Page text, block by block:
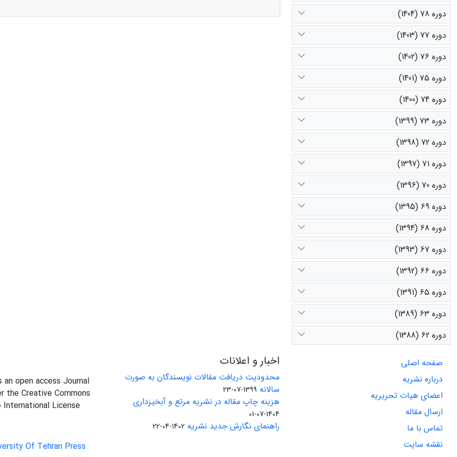
هکتار، و در منطقة پُرتراکم برابر 66
/
30 تن در هکتار است. این نتیجه بیانگر آن
دوره 78 (1404)
دوره 77 (1403)
دوره 76 (1402)
دوره 75 (1401)
دوره 74 (1400)
دوره 73 (1399)
دوره 72 (1398)
دوره 71 (1397)
دوره 70 (1396)
دوره 69 (1395)
دوره 68 (1394)
دوره 67 (1393)
دوره 66 (1392)
دوره 65 (1391)
دوره 63 (1389)
دوره 62 (1388)
صفحه اصلی
درباره نشریه
اعضای هیات تحریریه
ارسال مقاله
تماس با ما
نقشه سایت
اخبار و اعلانات
محدودیت دریافت مقالات نویسندگان به صورت
سالانه 1399-07-23
هزینه چاپ مقاله در نشریه مرتع و آبخیزداری
1404-07-01
راهنمای نگارش جدید نشریه 1402-04-22
an open access Journal
the Creative Commons
License
Of Tehran Press